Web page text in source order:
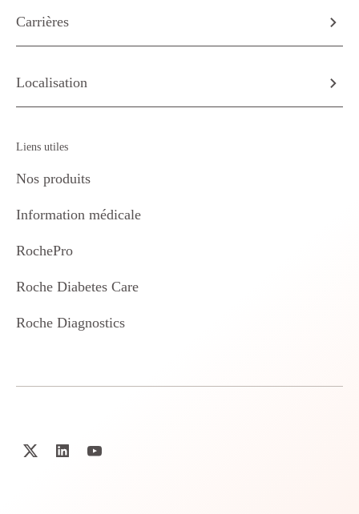
Carrières
Localisation
Liens utiles
Nos produits
Information médicale
RochePro
Roche Diabetes Care
Roche Diagnostics